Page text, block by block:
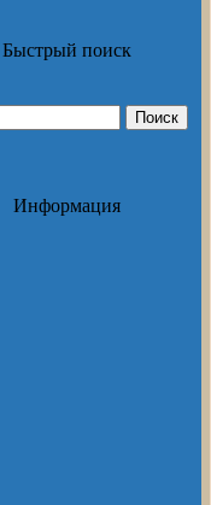
Быстрый поиск
Информация